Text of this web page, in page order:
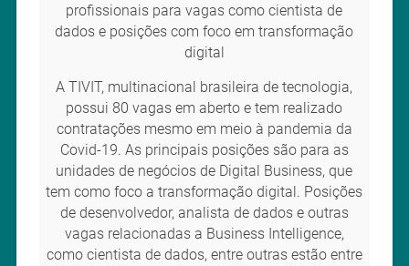
profissionais para vagas como cientista de
dados e posições com foco em transformação
digital
A TIVIT, multinacional brasileira de tecnologia,
possui 80 vagas em aberto e tem realizado
contratações mesmo em meio à pandemia da
Covid-19. As principais posições são para as
unidades de negócios de Digital Business, que
tem como foco a transformação digital. Posições
de desenvolvedor, analista de dados e outras
vagas relacionadas a Business Intelligence,
como cientista de dados, entre outras estão entre